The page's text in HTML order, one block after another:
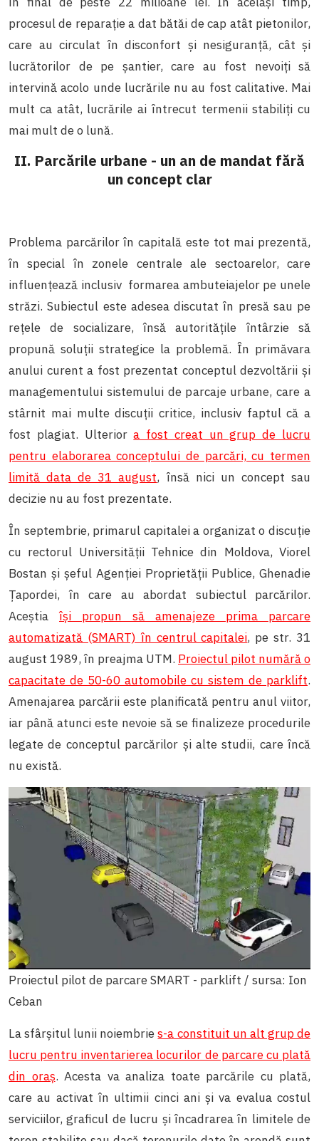
procesul de reparație a dat bătăi de cap atât pietonilor,
care au circulat în disconfort și nesiguranță, cât și
lucrătorilor de pe șantier, care au fost nevoiți să
intervină acolo unde lucrările nu au fost calitative. Mai
mult ca atât, lucrările ai întrecut termenii stabiliți cu
mai mult de o lună.
II. Parcările urbane - un an de mandat fără
un concept clar
Problema parcărilor în capitală este tot mai prezentă,
în special în zonele centrale ale sectoarelor, care
influențează inclusiv formarea ambuteiajelor pe unele
străzi. Subiectul este adesea discutat în presă sau pe
rețele de socializare, însă autoritățile întârzie să
propună soluții strategice la problemă. În primăvara
anului curent a fost prezentat conceptul dezvoltării și
managementului sistemului de parcaje urbane, care a
stârnit mai multe discuții critice, inclusiv faptul că a
fost plagiat. Ulteriora fost creat un grup de lucru
pentru elaborarea conceptului de parcări, cu termen
limită data de 31 august, însă nici un concept sau
decizie nu au fost prezentate.
În septembrie, primarul capitalei a organizat o discuție
cu rectorul Universității Tehnice din Moldova, Viorel
Bostan și șeful Agenției Proprietății Publice, Ghenadie
Țapordei, în care au abordat subiectul parcărilor.
Aceștiaîși propun să amenajeze prima parcare
automatizată (SMART) în centrul capitalei, pe str. 31
august 1989, în preajma UTM. Proiectul pilot numără o
capacitate de 50-60 automobile cu sistem de parklift.
Amenajarea parcării este planificată pentru anul viitor,
iar până atunci este nevoie să se finalizeze procedurile
legate de conceptul parcărilor și alte studii, care încă
nu există.
Proiectul pilot de parcare SMART - parklift / sursa: Ion
Ceban
La sfârșitul lunii noiembries-a constituit un alt grup de
lucru pentru inventarierea locurilor de parcare cu plată
din oraș. Acesta va analiza toate parcările cu plată,
care au activat în ultimii cinci ani și va evalua costul
serviciilor, graficul de lucru și încadrarea în limitele de